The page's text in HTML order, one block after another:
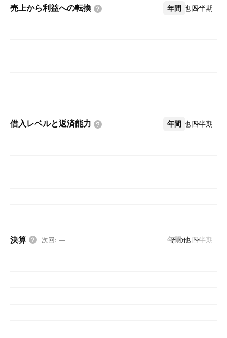
売上から利益への転換 年間 四半期
その他
借入レベルと返済能力 年間 四半期
その他
決算 次回: — 年間 四半期
その他